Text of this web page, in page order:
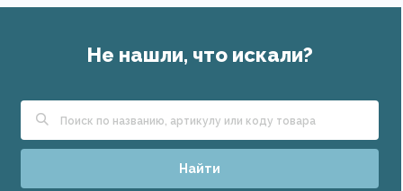
Не нашли, что искали?
Найти